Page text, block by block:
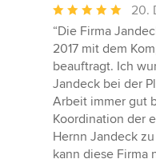
Durchschnittliche
Bewertung:
5
von
5
Sternen
20.
“Die Firma
2017 mit dem
beauftragt. Ich
Jandeck bei der
Arbeit immer gut
Koordination der
Hernn Jandeck
kann diese Firma